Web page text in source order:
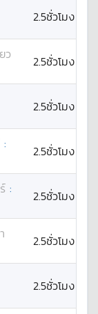
2.5ชั่วโมง
ว
2.5ชั่วโมง
2.5ชั่วโมง
:
2.5ชั่วโมง
:
2.5ชั่วโมง
2.5ชั่วโมง
2.5ชั่วโมง